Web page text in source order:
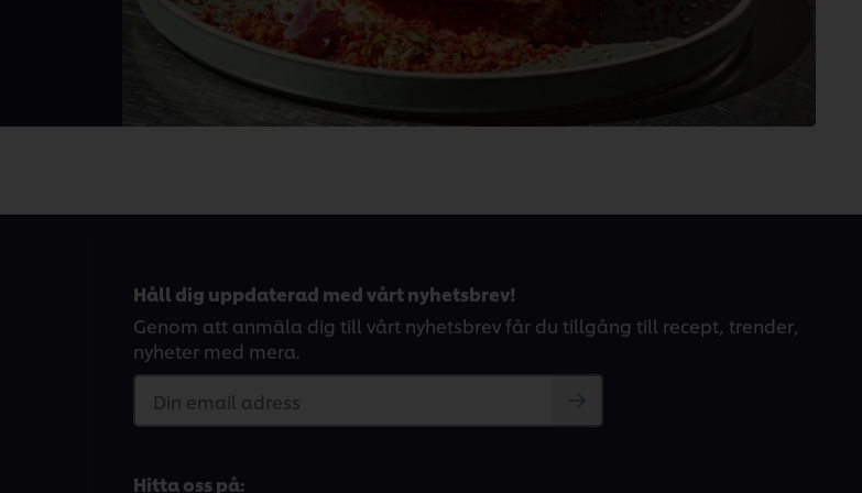
Håll dig uppdaterad med vårt nyhetsbrev!
Genom att anmäla dig till vårt nyhetsbrev får du tillgång till recept, trender,
nyheter med mera.
Din email adress
Hitta oss på: